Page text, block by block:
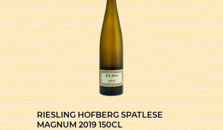
RIESLING HOFBERG SPATLESE
MAGNUM 2019 150CL